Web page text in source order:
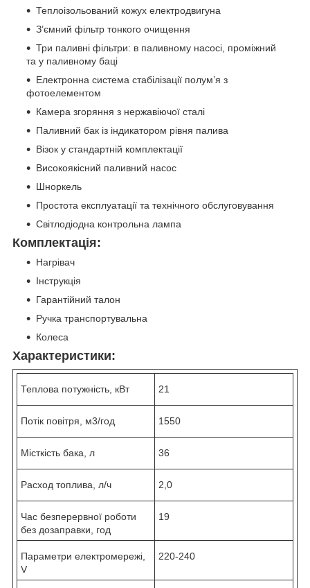
Теплоізольований кожух електродвигуна
З’ємний фільтр тонкого очищення
Три паливні фільтри: в паливному насосі, проміжний
та у паливному баці
Електронна система стабілізації полум’я з
фотоелементом
Камера згоряння з нержавіючої сталі
Паливний бак із індикатором рівня палива
Візок у стандартній комплектації
Високоякісний паливний насос
Шноркель
Простота експлуатації та технічного обслуговування
Світлодіодна контрольна лампа
Комплектація:
Нагрівач
Інструкція
Гарантійний талон
Ручка транспортувальна
Колеса
Характеристики:
Теплова потужність, кВт 21
Потік повітря, м3/год 1550
Місткість бака, л 36
Расход топлива, л/ч 2,0
Час безперервної роботи
без дозаправки, год
19
Параметри електромережі,
V
220-240